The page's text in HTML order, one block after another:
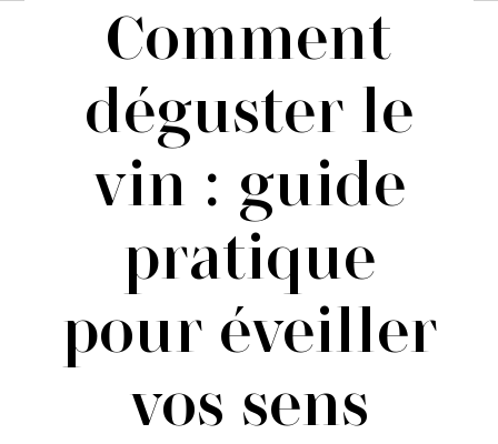
Comment
déguster le
vin : guide
pratique
pour éveiller
vos sens